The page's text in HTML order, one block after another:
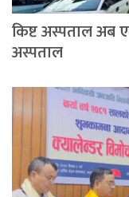
किष्ट अस्पताल अब
अस्पताल